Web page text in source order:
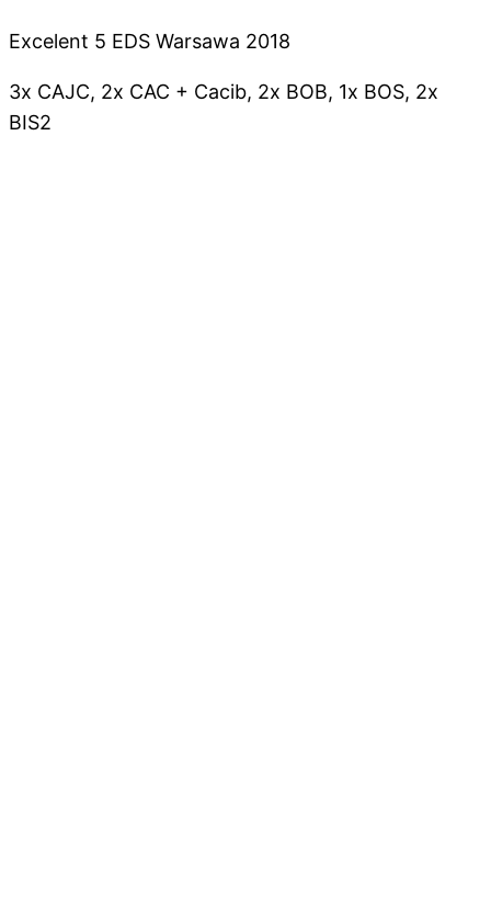
Excelent 5 EDS Warsawa 2018
3x CAJC, 2x CAC + Cacib, 2x BOB, 1x BOS, 2x
BIS2